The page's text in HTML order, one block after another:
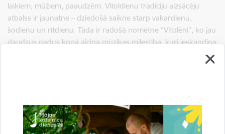
laikiem, mūžiem, paaudzēm. Vītoldienu tradīciju aizsācēju
atbalss ir jaunatne – dziedošā saikne starp vakardienu,
šodienu un rītdienu. Tāda ir radošā nometne “Vītolēni”, ko jau
daudzus gadus kopā aicina mūzikas mīlestība, kuri ieskandina
Vītolsvētkus ar savu Gaujienā sagatavoto koncertprogrammu